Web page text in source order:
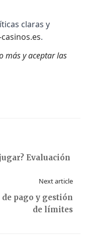
claras y
.
más y aceptar las
Evaluación
Next article
de pago y gestión
de límites